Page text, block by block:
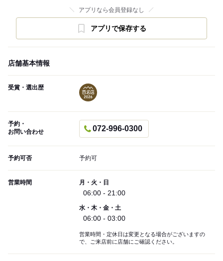
アプリなら会員登録なし
アプリで保存する
店舗基本情報
受賞・選出歴
予約・
お問い合わせ
072-996-0300
予約可否 予約可
営業時間 月・火・日
06:00 - 21:00
水・木・金・土
06:00 - 03:00
営業時間・定休日は変更となる場合がございますの
で、ご来店前に店舗にご確認ください。